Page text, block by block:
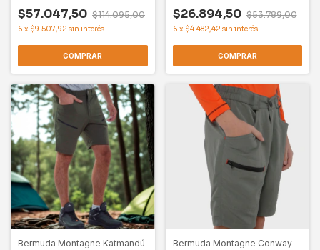
$57.047,50 $114.095,00
6 x $9.507,92 sin interés
COMPRAR
$26.894,50 $53.789,00
6 x $4.482,42 sin interés
COMPRAR
Bermuda Montagne Katmandú Bermuda Montagne Conway